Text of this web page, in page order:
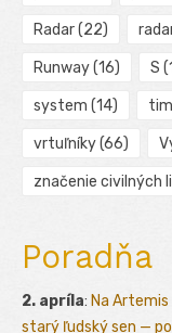
Radar(22)
Runway(16) S
system (14)
vrtuľníky(66)
značenie civilných
Poradňa
2. apríla: Na
starý ľudský sen —